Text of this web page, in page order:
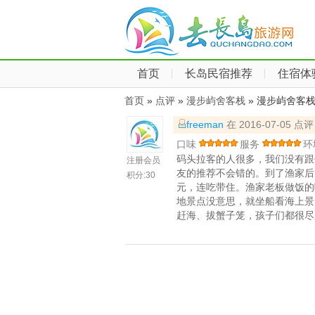
首页 长岛民宿推荐 住宿体
首页 » 点评 » 漫步屿舍客栈 » 漫步屿舍客栈
注册会员
积分:30
freeman 在 2016-07-05 点评
口味
服务
环
码头拉客的人很多，我们没有
友的推荐不会错的。到了渔家
元，连吃带住。渔家老板做饭
地景点没意思，就坐船看海上
赶海、拔蟹子笼，孩子们都很